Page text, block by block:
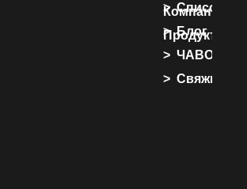
Компании
Список
Продуктов
Блог
ЧАВО
Свяжитесь